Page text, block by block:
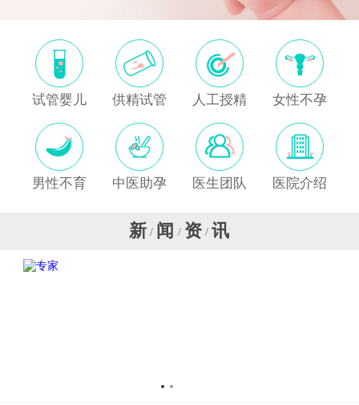
试管婴儿 供精试管 人工授精 女性不孕
男性不育 中医助孕 医生团队 医院介绍
新 / 闻 / 资 / 讯